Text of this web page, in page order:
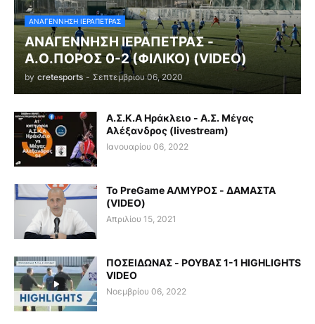
ΑΝΑΓΕΝΝΗΣΗ ΙΕΡΑΠΕΤΡΑΣ
ΑΝΑΓΕΝΝΗΣΗ ΙΕΡΑΠΕΤΡΑΣ -
Α.Ο.ΠΟΡΟΣ 0-2 (ΦΙΛΙΚΟ) (VIDEO)
by cretesports - Σεπτεμβρίου 06, 2020
Α.Σ.Κ.Α Ηράκλειο - Α.Σ. Μέγας
Αλέξανδρος (livestream)
Ιανουαρίου 06, 2022
Το PreGame ΑΛΜΥΡΟΣ - ΔΑΜΑΣΤΑ
(VIDEO)
Απριλίου 15, 2021
ΠΟΣΕΙΔΩΝΑΣ - ΡΟΥΒΑΣ 1-1 HIGHLIGHTS
VIDEO
Νοεμβρίου 06, 2022